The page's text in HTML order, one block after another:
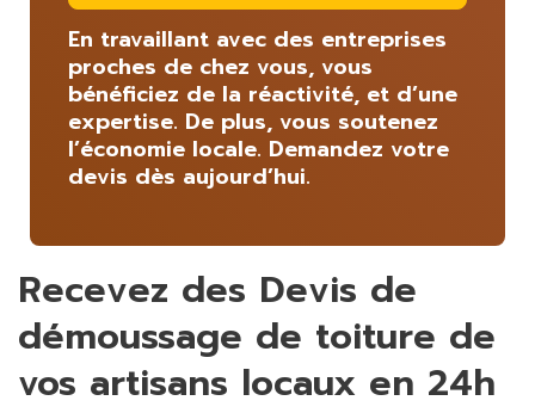
En travaillant avec des entreprises
proches de chez vous, vous
bénéficiez de la réactivité, et d’une
expertise. De plus, vous soutenez
l’économie locale. Demandez votre
devis dès aujourd’hui.
Recevez des Devis de
démoussage de toiture de
vos artisans locaux en 24h